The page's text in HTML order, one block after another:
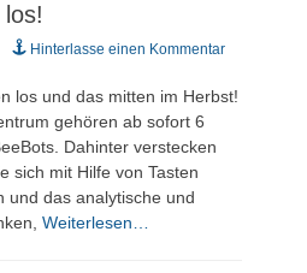
Hinterlasse einen Kommentar
los und das mitten im Herbst!
gehören ab sofort 6
Dahinter verstecken
sich mit Hilfe von Tasten
und das analytische und
Weiterlesen…